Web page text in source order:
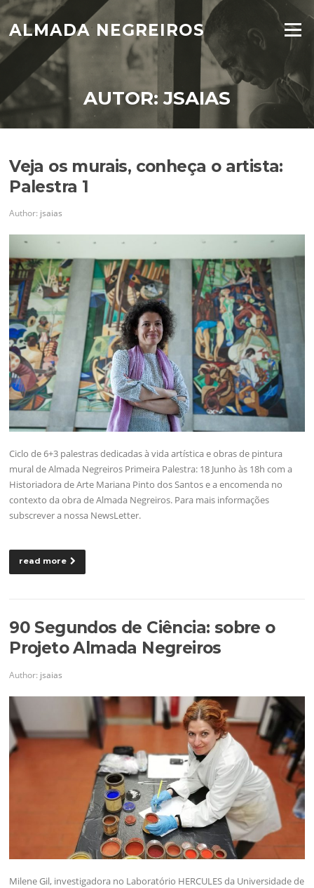
Skip
content
ALMADA NEGREIROS Menu
AUTOR:JSAIAS
Veja os murais, conheça o artista:
Palestra 1
Author: jsaias
Ciclo de 6+3 palestras dedicadas à vida artística e obras de pintura
mural de Almada Negreiros Primeira Palestra: 18 Junho às 18h com a
Historiadora de Arte Mariana Pinto dos Santos e a encomenda no
contexto da obra de Almada Negreiros. Para mais informações
subscrever a nossa NewsLetter.
read more
90 Segundos de Ciência: sobre o
Projeto Almada Negreiros
Author: jsaias
Milene Gil, investigadora no Laboratório HERCULES da Universidade de